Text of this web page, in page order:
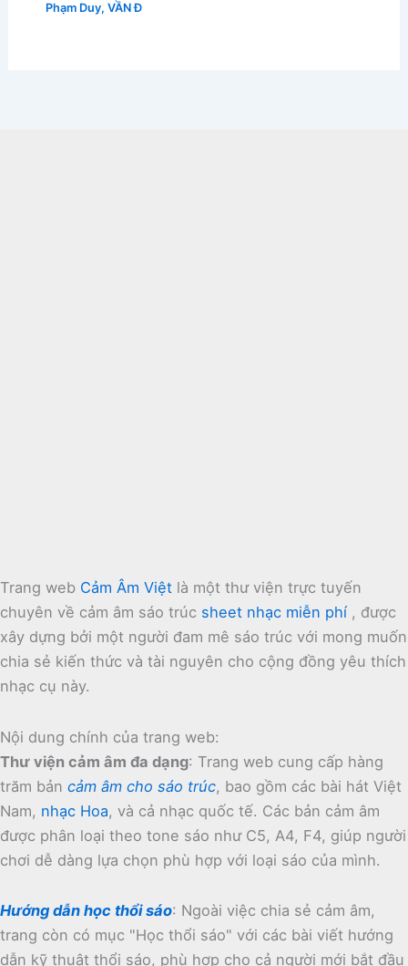
Phạm Duy, VẦN Đ
Trang web Cảm Âm Việt là một thư viện trực tuyến
chuyên về cảm âm sáo trúc sheet nhạc miễn phí , được
xây dựng bởi một người đam mê sáo trúc với mong muốn
chia sẻ kiến thức và tài nguyên cho cộng đồng yêu thích
nhạc cụ này.
Nội dung chính của trang web:
Thư viện cảm âm đa dạng: Trang web cung cấp hàng
trăm bản cảm âm cho sáo trúc, bao gồm các bài hát Việt
Nam, nhạc Hoa, và cả nhạc quốc tế. Các bản cảm âm
được phân loại theo tone sáo như C5, A4, F4, giúp người
chơi dễ dàng lựa chọn phù hợp với loại sáo của mình.
Hướng dẫn học thổi sáo: Ngoài việc chia sẻ cảm âm,
trang còn có mục "Học thổi sáo" với các bài viết hướng
dẫn kỹ thuật thổi sáo, phù hợp cho cả người mới bắt đầu